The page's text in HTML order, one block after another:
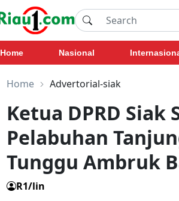
Home Nasional
Home Advertorial-siak
Ketua DPRD Siak
Pelabuhan
Tunggu Ambruk
R1/lin